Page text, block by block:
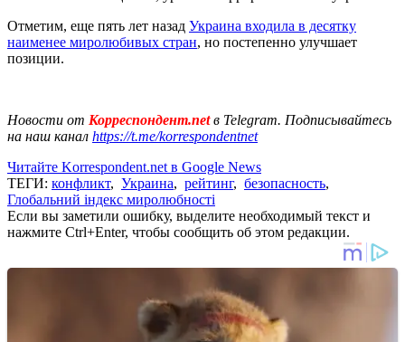
Отметим, еще пять лет назад Украина входила в десятку
наименее миролюбивых стран, но постепенно улучшает
позиции.
Новости от Корреспондент.netв Telegram. Подписывайтесь
на наш канал https://t.me/korrespondentnet
Читайте Korrespondent.net в Google News
ТЕГИ: конфликт, Украина, рейтинг, безопасность,
Глобальний індекс миролюбності
Если вы заметили ошибку, выделите необходимый текст и
нажмите Ctrl+Enter, чтобы сообщить об этом редакции.